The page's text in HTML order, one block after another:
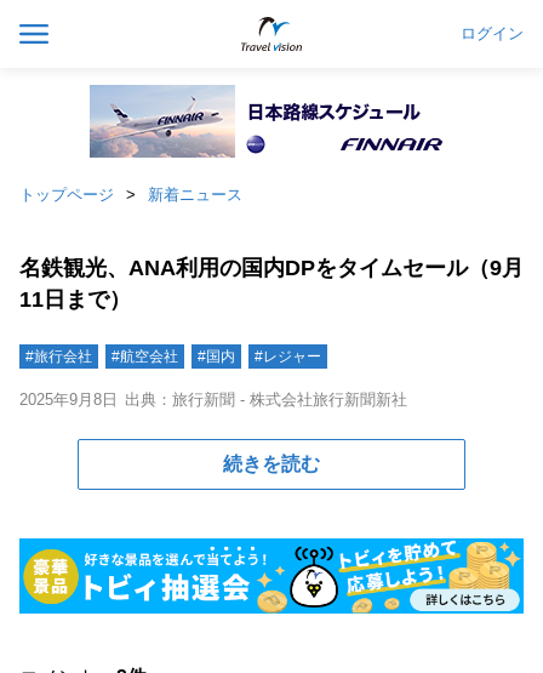
ログイン
トップページ 新着ニュース
名鉄観光、ANA利用の国内DPをタイムセール（9月
11日まで）
#旅行会社 #航空会社 #国内 #レジャー
2025年9月8日 出典：旅行新聞 - 株式会社旅行新聞新社
続きを読む